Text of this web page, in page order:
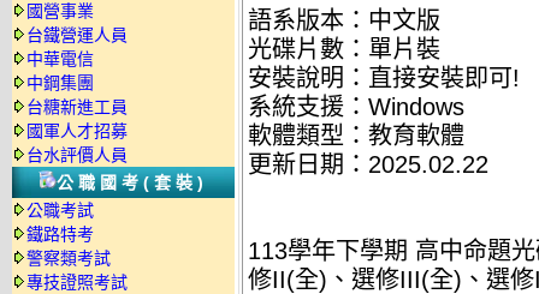
國營事業
台鐵營運人員
中華電信
中鋼集團
台糖新進工員
國軍人才招募
台水評價人員
公職國考(套裝)
公職考試
鐵路特考
警察類考試
專技證照考試
語系版本：中文版
光碟片數：單片裝
安裝說明：直接安裝即可!
系統支援：Windows
軟體類型：教育軟體
更新日期：2025.02.22
113學年下學期 高中命題
修II(全)、選修III(全)、選